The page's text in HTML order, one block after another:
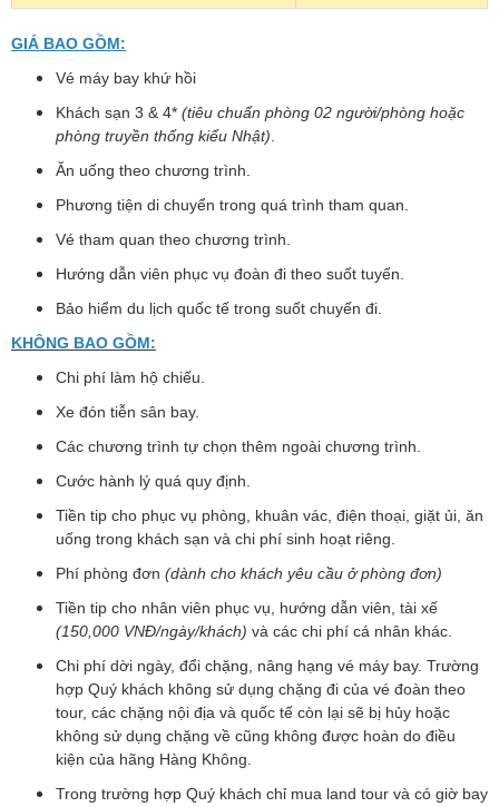
GIÁ BAO GỒM:
Vé máy bay khứ hồi
Khách sạn 3 & 4* (tiêu chuẩn phòng 02 người/phòng hoặc
phòng truyền thống kiểu Nhật)
Ăn uống theo chương trình.
Phương tiện di chuyển trong quá trình tham quan.
Vé tham quan theo chương trình.
Hướng dẫn viên phục vụ đoàn đi theo suốt tuyến.
Bảo hiểm du lịch quốc tế trong suốt chuyến đi.
KHÔNG BAO GỒM:
Chi phí làm hộ chiếu.
Xe đón tiễn sân bay.
Các chương trình tự chọn thêm ngoài chương trình.
Cước hành lý quá quy định.
Tiền tip cho phục vụ phòng, khuân vác, điện thoại, giặt ủi, ăn
uống trong khách sạn và chi phí sinh hoạt riêng.
Phí phòng đơn (dành cho khách yêu cầu ở phòng đơn)
Tiền tip cho nhân viên phục vụ, hướng dẫn viên, tài xế
(150,000 VNĐ/ngày/khách) và các chi phí cá nhân khác.
Chi phí dời ngày, đổi chặng, nâng hạng vé máy bay. Trường
hợp Quý khách không sử dụng chặng đi của vé đoàn theo
tour, các chặng nội địa và quốc tế còn lại sẽ bị hủy hoặc
không sử dụng chặng về cũng không được hoàn do điều
kiện của hãng Hàng Không.
Trong trường hợp Quý khách chỉ mua land tour và có giờ bay